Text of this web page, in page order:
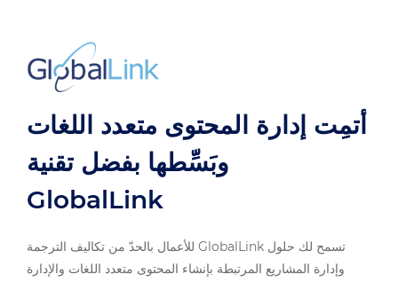
أتمِت إدارة المحتوى متعدد اللغات
وبَسِّطها بفضل تقنية
‎GlobalLink‏
تسمح لك حلول ‎GlobalLink‏ للأعمال بالحدّ من تكاليف الترجمة
وإدارة المشاريع المرتبطة بإنشاء المحتوى متعدد اللغات والإدارة